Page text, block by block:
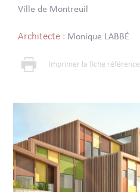
Ville de Montreuil
Architecte : Monique LABBÉ
Imprimer la fiche référence